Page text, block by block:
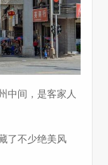
中间，是客家人
了不少绝美风